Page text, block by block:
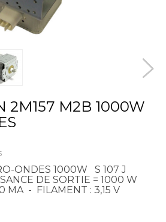
2M157 M2B 1000W
ONDES 1000W S 107 J
DE SORTIE = 1000 W
MA - FILAMENT : 3,15 V